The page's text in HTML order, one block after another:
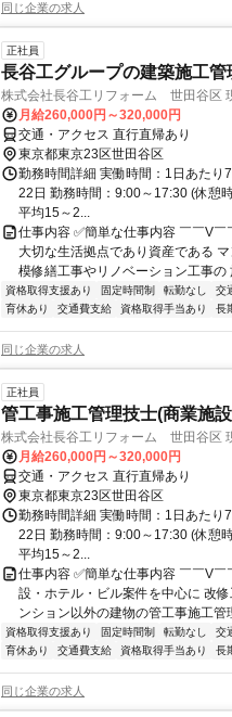
同じ企業の求人
正社員
長谷工グループの建築施工管
株式会社長谷工リフォーム 世田谷区
月給260,000円～320,000円
交通・アクセス 直行直帰あり
東京都東京23区世田谷区
勤務時間詳細 実働時間：1日あた
22日 勤務時間：9:00～17:30 (休憩
平均15～2...
仕事内容 ✅簡単な仕事内容 ￣￣V
大切な生活拠点であり資産である
模修繕工事やリノベーション工事の
資格取得支援あり 固定時間制 転勤なし 交
育休あり
交通費支給 資格取得手当あり 長
同じ企業の求人
正社員
管工事施工管理技士(商業施
株式会社長谷工リフォーム 世田谷区
月給260,000円～320,000円
交通・アクセス 直行直帰あり
東京都東京23区世田谷区
勤務時間詳細 実働時間：1日あた
22日 勤務時間：9:00～17:30 (休憩
平均15～2...
仕事内容 ✅簡単な仕事内容 ￣￣V
設・ホテル・ビル案件を中心に 改
ンション以外の建物の管工事施工管
資格取得支援あり 固定時間制 転勤なし 交
育休あり
交通費支給 資格取得手当あり 長
同じ企業の求人